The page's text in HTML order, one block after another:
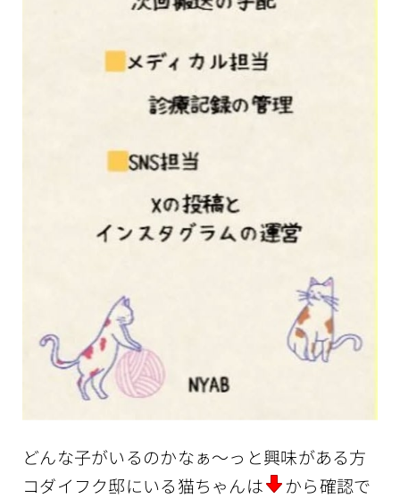
どんな子がいるのかなぁ〜っと興味がある方
コダイフク邸にいる猫ちゃんは
から確認で